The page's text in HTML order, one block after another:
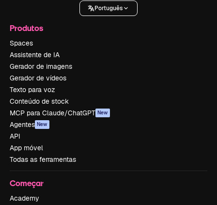
Português
Produtos
Spaces
Assistente de IA
Gerador de imagens
Gerador de vídeos
Texto para voz
Conteúdo de stock
MCP para Claude/ChatGPT New
Agentes New
API
App móvel
Todas as ferramentas
Começar
Academy